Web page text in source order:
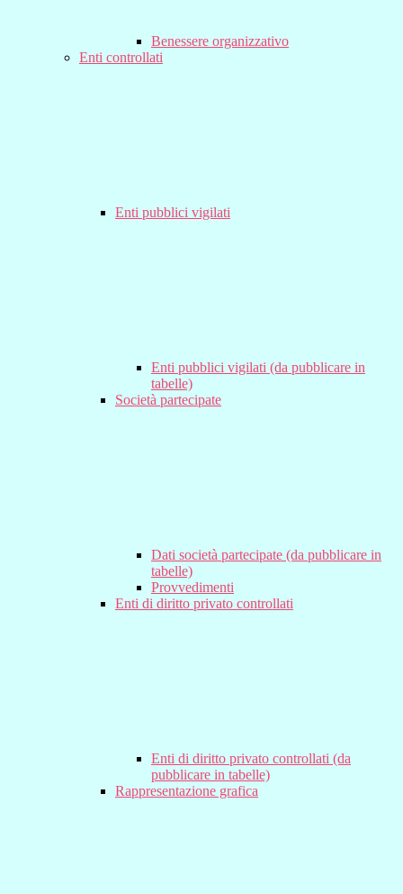
Benessere organizzativo
Enti controllati
Enti pubblici vigilati
Enti pubblici vigilati (da pubblicare in
tabelle)
Società partecipate
Dati società partecipate (da pubblicare in
tabelle)
Provvedimenti
Enti di diritto privato controllati
Enti di diritto privato controllati (da
pubblicare in tabelle)
Rappresentazione grafica